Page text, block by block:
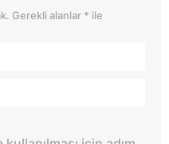
Gerekli alanlar * ile